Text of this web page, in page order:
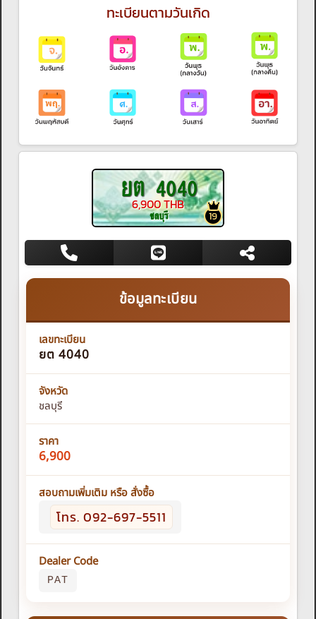
ทะเบียนตามวันเกิด
ยต 4040
19
6,900 THB
ชลบุรี
ข้อมูลทะเบียน
เลขทะเบียน
ยต 4040
จังหวัด
ชลบุรี
ราคา
6,900
สอบถามเพิ่มเติม หรือ สั่งซื้อ
โทร. 092-697-5511
Dealer Code
PAT